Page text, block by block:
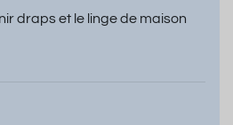
draps et le linge de maison